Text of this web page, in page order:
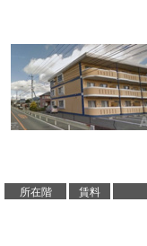
所在階 賃料